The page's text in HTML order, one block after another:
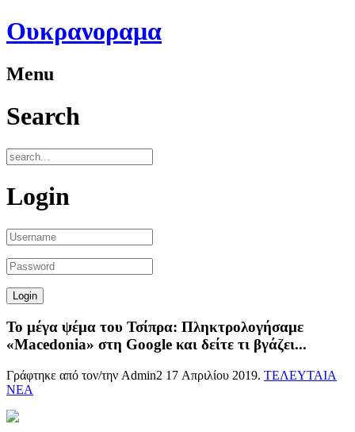
Ουκρανοραμα
Menu
Search
Login
Το μέγα ψέμα του Τσίπρα: Πληκτρολογήσαμε
«Macedonia» στη Google και δείτε τι βγάζει...
Γράφτηκε από τον/την Admin2 17 Απριλίου 2019. ΤΕΛΕΥΤΑΙΑ
ΝΕΑ